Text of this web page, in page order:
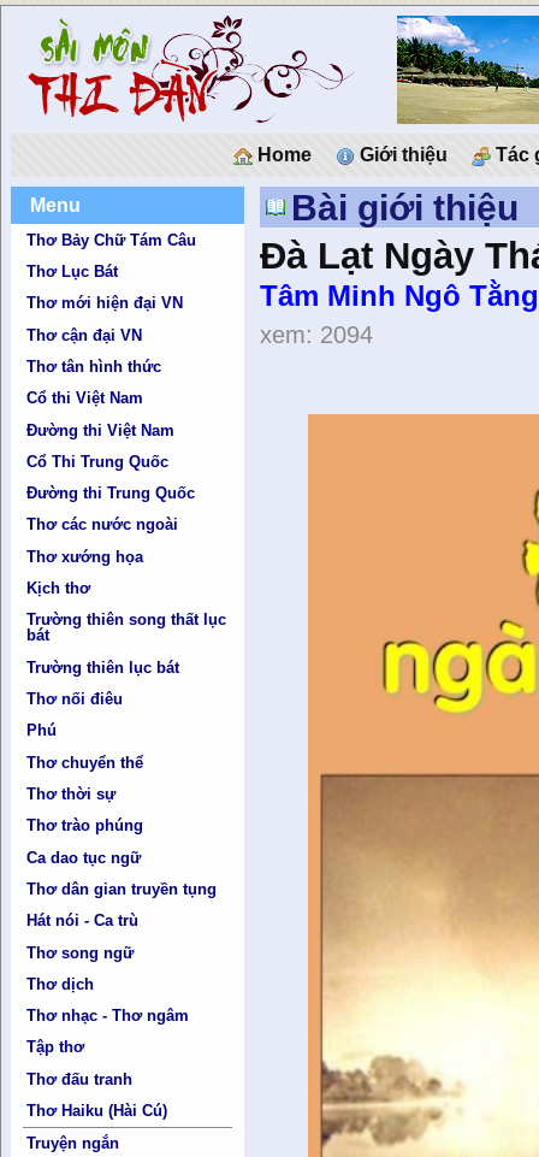
Home Giới thiệu Tác
Menu
Thơ Bảy Chữ Tám Câu
Thơ Lục Bát
Thơ mới hiện đại VN
Thơ cận đại VN
Thơ tân hình thức
Cổ thi Việt Nam
Đường thi Việt Nam
Cổ Thi Trung Quốc
Đường thi Trung Quốc
Thơ các nước ngoài
Thơ xướng họa
Kịch thơ
Trường thiên song thất lục
bát
Trường thiên lục bát
Thơ nối điêu
Phú
Thơ chuyển thể
Thơ thời sự
Thơ trào phúng
Ca dao tục ngữ
Thơ dân gian truyền tụng
Hát nói - Ca trù
Thơ song ngữ
Thơ dịch
Thơ nhạc - Thơ ngâm
Tập thơ
Thơ đấu tranh
Thơ Haiku (Hài Cú)
Truyện ngắn
Bài giới thiệu
Đà Lạt Ngày
Tâm Minh Ngô
xem: 2094